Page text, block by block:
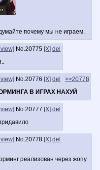
почему мы не играем.
No.20775 [X] del
No.20776 [X] del
>>20778
В ИГРАХ НАХУЙ
No.20777 [X] del
No.20778 [X] del
реализован через жопу